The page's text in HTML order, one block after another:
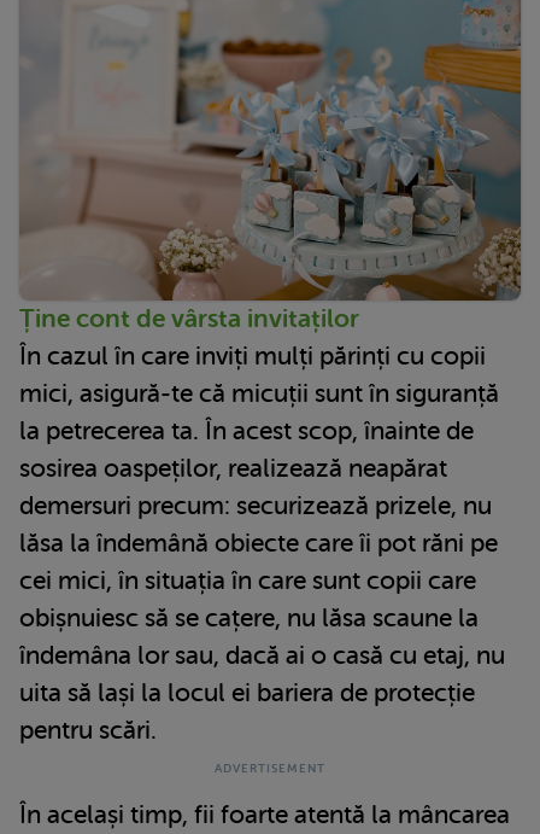
Ține cont de vârsta invitaților
În cazul în care inviți mulți părinți cu copii
mici, asigură-te că micuții sunt în siguranță
la petrecerea ta. În acest scop, înainte de
sosirea oaspeților, realizează neapărat
demersuri precum: securizează prizele, nu
lăsa la îndemână obiecte care îi pot răni pe
cei mici, în situația în care sunt copii care
obișnuiesc să se cațere, nu lăsa scaune la
îndemâna lor sau, dacă ai o casă cu etaj, nu
uita să lași la locul ei bariera de protecție
pentru scări.
În același timp, fii foarte atentă la mâncarea